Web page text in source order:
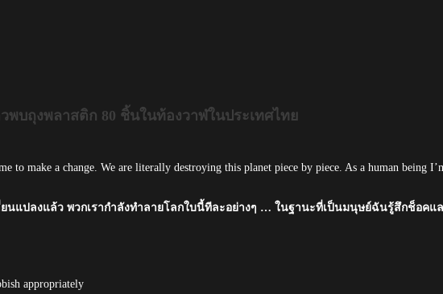
พบถุงพลาสติก 80 ชิ้นในท้องวาฬในประเทศไทย
make a change. We are literally destroying this planet piece by piece. As a human being
ยนแปลงแล้ว พวกเรากำลังทำลายโลกใบนี้ทีละอย่างๆ … ในฐานะที่เป็นมนุษย์ฉันรู้สึกช็อคแ
appropriately